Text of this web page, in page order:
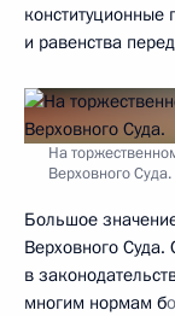
конституционные
и равенства
На
Верховного Суда.
Большое
Верховного
в
многим нормам бо